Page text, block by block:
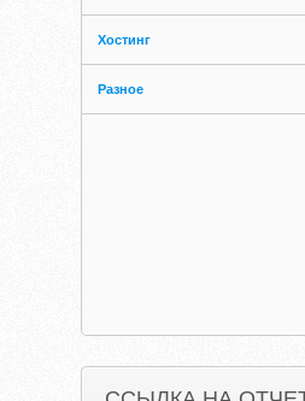
Хостинг
Разное